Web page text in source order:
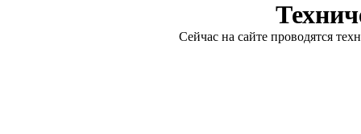
Сейчас на сайте проводятся